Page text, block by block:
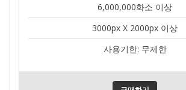
6,000,000화소 이상
3000px X 2000px 이상
사용기한: 무제한